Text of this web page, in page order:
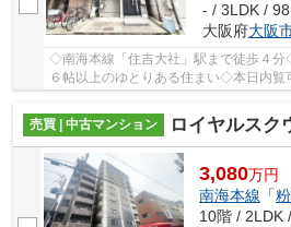
- / 3LDK /
大阪府大阪
◇南海本線「住吉大社」駅まで徒歩４
６帖以上のゆとりある住まい◇本日内
売買 | 中古マンション
ロイヤルスクウ
3,080万円
南海本線 「
10階 / 2LDK